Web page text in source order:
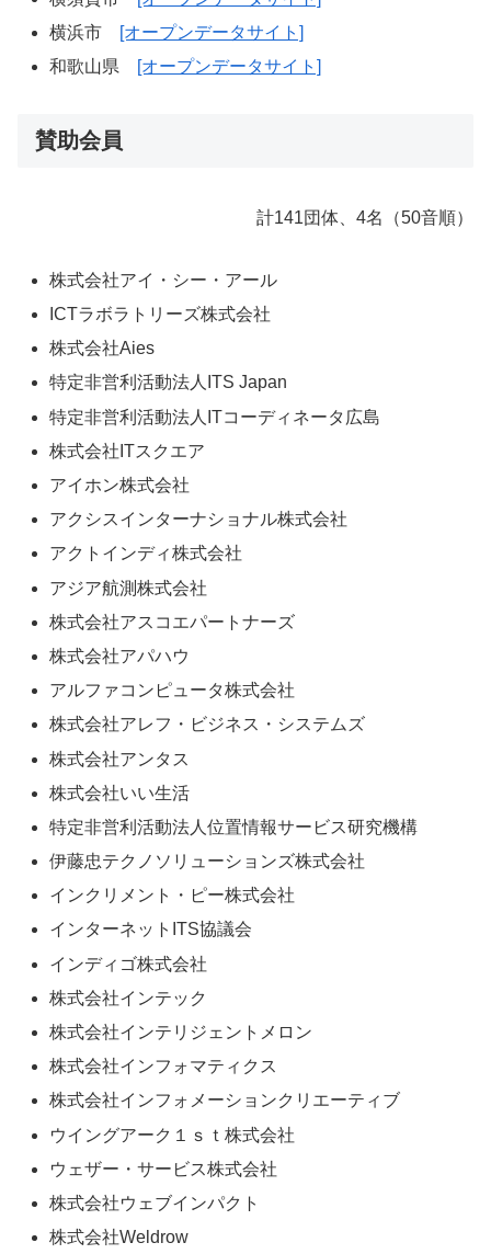
横浜市
[オープンデータサイト]
和歌山県
[オープンデータサイト]
賛助会員
計141団体、4名（50音順）
株式会社アイ・シー・アール
ICTラボラトリーズ株式会社
株式会社Aies
特定非営利活動法人ITS Japan
特定非営利活動法人ITコーディネータ広島
株式会社ITスクエア
アイホン株式会社
アクシスインターナショナル株式会社
アクトインディ株式会社
アジア航測株式会社
株式会社アスコエパートナーズ
株式会社アパハウ
アルファコンピュータ株式会社
株式会社アレフ・ビジネス・システムズ
株式会社アンタス
株式会社いい生活
特定非営利活動法人位置情報サービス研究機構
伊藤忠テクノソリューションズ株式会社
インクリメント・ピー株式会社
インターネットITS協議会
インディゴ株式会社
株式会社インテック
株式会社インテリジェントメロン
株式会社インフォマティクス
株式会社インフォメーションクリエーティブ
ウイングアーク１ｓｔ株式会社
ウェザー・サービス株式会社
株式会社ウェブインパクト
株式会社Weldrow